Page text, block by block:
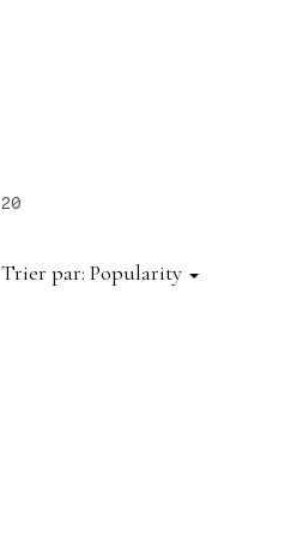
20
Trier par: Popularity